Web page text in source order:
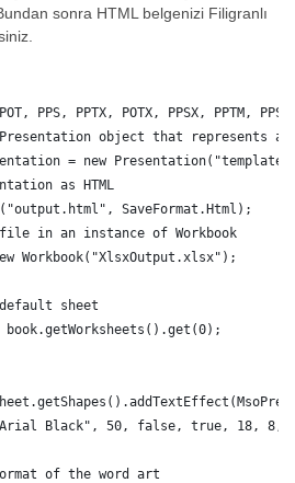
sonra HTML belgenizi Filigranlı
PPS, PPTX, POTX, PPSX, PPTM,
object that represents a
= new
as HTML
SaveFormat.Html);
in an instance of Workbook
Workbook("XlsxOutput.xlsx");
sheet
book.getWorksheets().get(0);
"Arial Black", 50, false, true, 18, 8,
of the word art